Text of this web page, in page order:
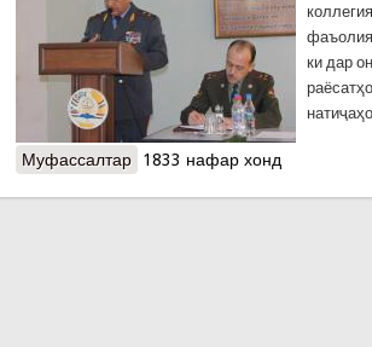
ки дар
Муфассалтар о КҲФ фаъолияти нимсолаи
1833 нафар хонд